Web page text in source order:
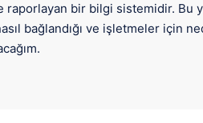
bir bilgi sistemidir. Bu
bağlandığı ve işletmeler için